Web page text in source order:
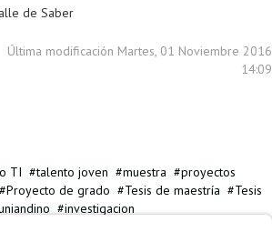
de Saber
Última modificación Martes, 01 Noviembre 2016
14:09
TI talento joven muestra
proyectos
Proyecto de grado Tesis de maestría
Tesis
investigacion